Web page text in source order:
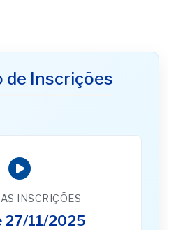
de Inscrições
INSCRIÇÕES
27/11/2025